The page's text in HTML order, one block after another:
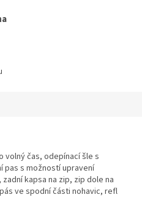
čas, odepínací šle s
pas s možností upravení
kapsa na zip, zip dole na
ve spodní části nohavic, refl